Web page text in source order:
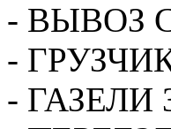
- ВЫВОЗ
-
-